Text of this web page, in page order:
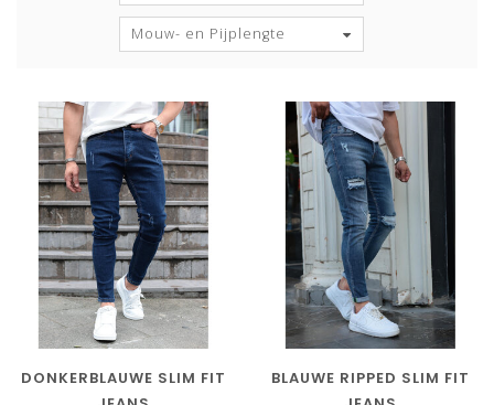
Mouw- en Pijplengte
DONKERBLAUWE SLIM FIT
BLAUWE RIPPED SLIM FIT